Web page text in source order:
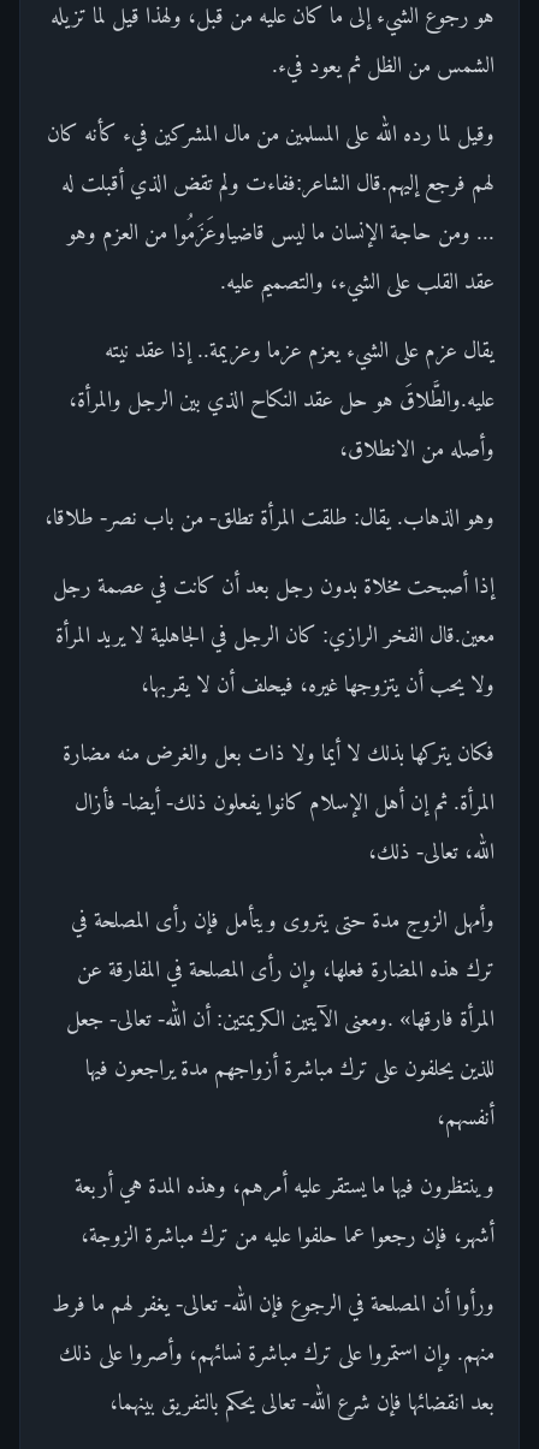
هو رجوع الشيء إلى ما كان عليه من قبل، ولهذا قيل لما تزيله
الشمس من الظل ثم يعود فيء.
وقيل لما رده الله على المسلمين من مال المشركين فيء كأنه كان
لهم فرجع إليهم.قال الشاعر:ففاءت ولم تقض الذي أقبلت له
... ومن حاجة الإنسان ما ليس قاضياوعَزَمُوا من العزم وهو
عقد القلب على الشيء، والتصميم عليه.
يقال عزم على الشيء يعزم عزما وعزيمة.. إذا عقد نيته
عليه.والطَّلاقَ هو حل عقد النكاح الذي بين الرجل والمرأة،
وأصله من الانطلاق،
وهو الذهاب. يقال: طلقت المرأة تطلق- من باب نصر- طلاقا،
إذا أصبحت مخلاة بدون رجل بعد أن كانت في عصمة رجل
معين.قال الفخر الرازي: كان الرجل في الجاهلية لا يريد المرأة
ولا يحب أن يتزوجها غيره، فيحلف أن لا يقربها،
فكان يتركها بذلك لا أيما ولا ذات بعل والغرض منه مضارة
المرأة. ثم إن أهل الإسلام كانوا يفعلون ذلك- أيضا- فأزال
الله، تعالى- ذلك،
وأمهل الزوج مدة حتى يتروى ويتأمل فإن رأى المصلحة في
ترك هذه المضارة فعلها، وإن رأى المصلحة في المفارقة عن
المرأة فارقها» .ومعنى الآيتين الكريمتين: أن الله- تعالى- جعل
للذين يحلفون على ترك مباشرة أزواجهم مدة يراجعون فيها
أنفسهم،
وينتظرون فيها ما يستقر عليه أمرهم، وهذه المدة هي أربعة
أشهر، فإن رجعوا عما حلفوا عليه من ترك مباشرة الزوجة،
ورأوا أن المصلحة في الرجوع فإن الله- تعالى- يغفر لهم ما فرط
منهم. وإن استمروا على ترك مباشرة نسائهم، وأصروا على ذلك
بعد انقضائها فإن شرع الله- تعالى يحكم بالتفريق بينهما،